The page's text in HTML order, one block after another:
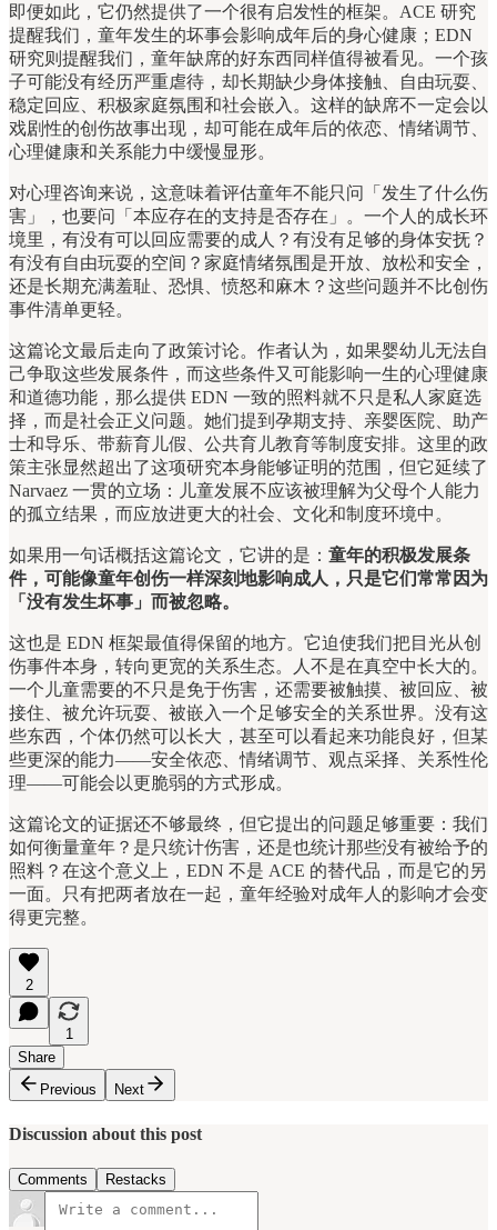
即便如此，它仍然提供了一个很有启发性的框架。ACE 研究
提醒我们，童年发生的坏事会影响成年后的身心健康；EDN
研究则提醒我们，童年缺席的好东西同样值得被看见。一个孩
子可能没有经历严重虐待，却长期缺少身体接触、自由玩耍、
稳定回应、积极家庭氛围和社会嵌入。这样的缺席不一定会以
戏剧性的创伤故事出现，却可能在成年后的依恋、情绪调节、
心理健康和关系能力中缓慢显形。
对心理咨询来说，这意味着评估童年不能只问「发生了什么伤
害」，也要问「本应存在的支持是否存在」。一个人的成长环
境里，有没有可以回应需要的成人？有没有足够的身体安抚？
有没有自由玩耍的空间？家庭情绪氛围是开放、放松和安全，
还是长期充满羞耻、恐惧、愤怒和麻木？这些问题并不比创伤
事件清单更轻。
这篇论文最后走向了政策讨论。作者认为，如果婴幼儿无法自
己争取这些发展条件，而这些条件又可能影响一生的心理健康
和道德功能，那么提供 EDN 一致的照料就不只是私人家庭选
择，而是社会正义问题。她们提到孕期支持、亲婴医院、助产
士和导乐、带薪育儿假、公共育儿教育等制度安排。这里的政
策主张显然超出了这项研究本身能够证明的范围，但它延续了
Narvaez 一贯的立场：儿童发展不应该被理解为父母个人能力
的孤立结果，而应放进更大的社会、文化和制度环境中。
如果用一句话概括这篇论文，它讲的是： 童年的积极发展条
件，可能像童年创伤一样深刻地影响成人，只是它们常常因为
「没有发生坏事」而被忽略。
这也是 EDN 框架最值得保留的地方。它迫使我们把目光从创
伤事件本身，转向更宽的关系生态。人不是在真空中长大的。
一个儿童需要的不只是免于伤害，还需要被触摸、被回应、被
接住、被允许玩耍、被嵌入一个足够安全的关系世界。没有这
些东西，个体仍然可以长大，甚至可以看起来功能良好，但某
些更深的能力——安全依恋、情绪调节、观点采择、关系性伦
理——可能会以更脆弱的方式形成。
这篇论文的证据还不够最终，但它提出的问题足够重要：我们
如何衡量童年？是只统计伤害，还是也统计那些没有被给予的
照料？在这个意义上，EDN 不是 ACE 的替代品，而是它的另
一面。只有把两者放在一起，童年经验对成年人的影响才会变
得更完整。
2
1
Share
Previous
Next
Discussion about this post
Comments Restacks